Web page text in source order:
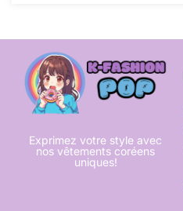
Exprimez votre style avec
nos vêtements coréens
uniques!